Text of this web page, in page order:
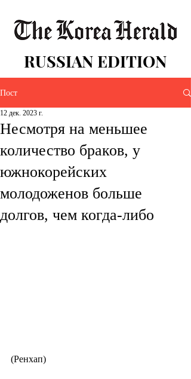
RUSSIAN EDITION
Пост
Несмотря на меньшее
количество браков, у
южнокорейских
молодоженов больше
долгов, чем когда-либо
12 дек. 2023 г.
(Ренхап)